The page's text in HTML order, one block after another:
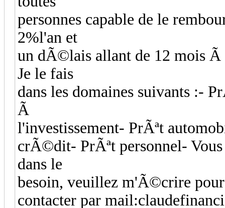
personnes capable de le
2%l'an et
un dÃ©lais allant de 12 mois
Je le fais
dans les domaines suivants :-
Ã
l'investissement- PrÃªt
crÃ©dit- PrÃªt personnel-
dans le
besoin, veuillez m'Ã©crire
contacter par